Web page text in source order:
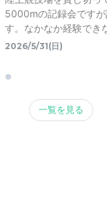
5000mの記録会です
す。なかなか経験で
2026/5/31(日)
一覧を見る